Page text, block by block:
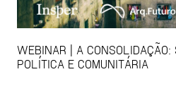
WEBINAR | A CONSOLIDAÇÃO:
POLÍTICA E COMUNITÁRIA